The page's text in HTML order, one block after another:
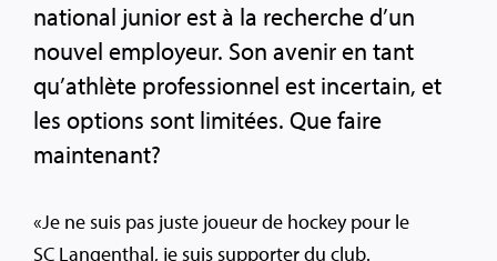
national junior est à la recherche d’un
nouvel employeur. Son avenir en tant
qu’athlète professionnel est incertain, et
les options sont limitées. Que faire
maintenant?
«Je ne suis pas juste joueur de hockey pour le
SC Langenthal, je suis supporter du club.